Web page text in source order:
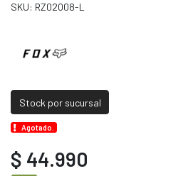
SKU: RZ02008-L
Stock por sucursal
Agotado.
$ 44.990